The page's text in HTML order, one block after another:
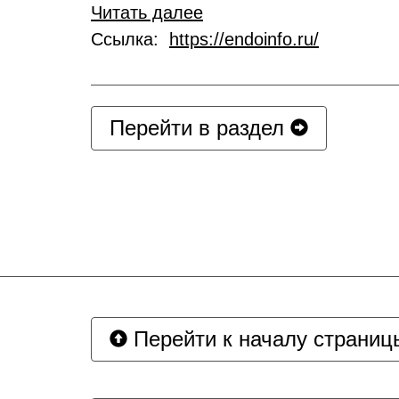
Читать далее
Ссылка:
https://endoinfo.ru/
Перейти в раздел
Перейти к началу